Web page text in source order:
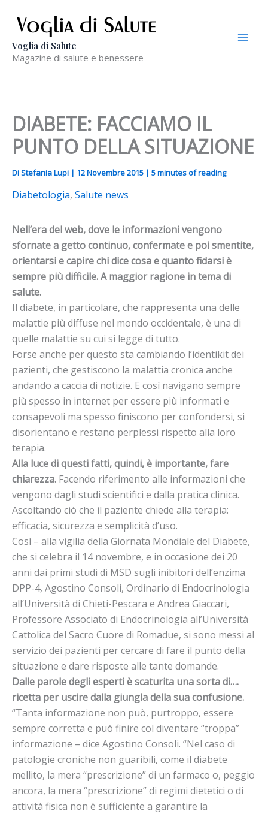
contenuto
Voglia di Salute
Magazine di salute e benessere
DIABETE: FACCIAMO IL
PUNTO DELLA SITUAZIONE
DiStefania Lupi | 12 Novembre 2015 | 5 minutes of reading
Diabetologia, Salute news
Nell’era del web, dove le informazioni vengono
sfornate a getto continuo, confermate e poi smentite,
orientarsi e capire chi dice cosa e quanto fidarsi è
sempre più difficile. A maggior ragione in tema di
salute.
Il diabete, in particolare, che rappresenta una delle
malattie più diffuse nel mondo occidentale, è una di
quelle malattie su cui si legge di tutto.
Forse anche per questo sta cambiando l’identikit dei
pazienti, che gestiscono la malattia cronica anche
andando a caccia di notizie. E così navigano sempre
più spesso in internet per essere più informati e
consapevoli ma spesso finiscono per confondersi, si
disorientano e restano perplessi rispetto alla loro
terapia.
Alla luce di questi fatti, quindi, è importante, fare
chiarezza. Facendo riferimento alle informazioni che
vengono dagli studi scientifici e dalla pratica clinica.
Ascoltando ciò che il paziente chiede alla terapia:
efficacia, sicurezza e semplicità d’uso.
Così – alla vigilia della Giornata Mondiale del Diabete,
che si celebra il 14 novembre, e in occasione dei 20
anni dai primi studi di MSD sugli inibitori dell’enzima
DPP-4, Agostino Consoli, Ordinario di Endocrinologia
all’Università di Chieti-Pescara e Andrea Giaccari,
Professore Associato di Endocrinologia all’Università
Cattolica del Sacro Cuore di Romadue, si sono messi al
servizio dei pazienti per cercare di fare il punto della
situazione e dare risposte alle tante domande.
Dalle parole degli esperti è scaturita una sorta di….
ricetta per uscire dalla giungla della sua confusione.
“Tanta informazione non può, purtroppo, essere
sempre corretta e può finire col diventare “troppa”
informazione – dice Agostino Consoli. “Nel caso di
patologie croniche non guaribili, come il diabete
mellito, la mera “prescrizione” di un farmaco o, peggio
ancora, la mera “prescrizione” di regimi dietetici o di
attività fisica non è sufficiente a garantire la